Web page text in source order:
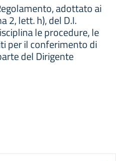
adottato ai
2, lett. h), del D.I.
le procedure, le
per il conferimento di
del Dirigente